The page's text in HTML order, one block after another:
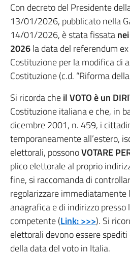
Con decreto del Presidente
13/01/2026, pubblicato nella
14/01/2026, è stata fissata
2026la data del referendum
Costituzione per la modifica di
Costituzione (c.d. “Riforma
Si ricorda cheil VOTO è un
Costituzione italiana e che, in
dicembre 2001, n. 459, i
temporaneamente all’estero,
elettorali, possonoVOTARE
plico elettorale al proprio
fine, si raccomanda di
regolarizzare immediatamente
anagrafica e di indirizzo presso
competente (Link: >>>). Si
elettorali devono essere
della data del voto in Italia.